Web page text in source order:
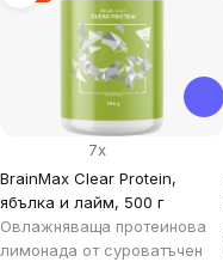
BrainMax Clear Protein,
ябълка и лайм, 500 г
Овлажняваща протеинова
лимонада от суроватъчен
7x